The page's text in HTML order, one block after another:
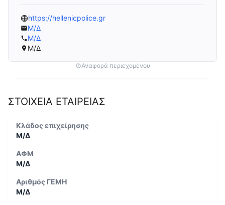
https://hellenicpolice.gr
Μ/Δ
Μ/Δ
Μ/Δ
Αναφορά περιεχομένου
ΣΤΟΙΧΕΙΑ ΕΤΑΙΡΕΙΑΣ
Κλάδος επιχείρησης
Μ/Δ
ΑΦΜ
Μ/Δ
Αριθμός ΓΕΜΗ
Μ/Δ